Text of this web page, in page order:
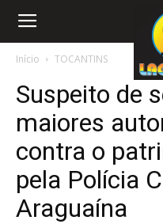
Início TOCANTINS
Suspeito de
maiores
contra o
pela Polícia
Araguaína